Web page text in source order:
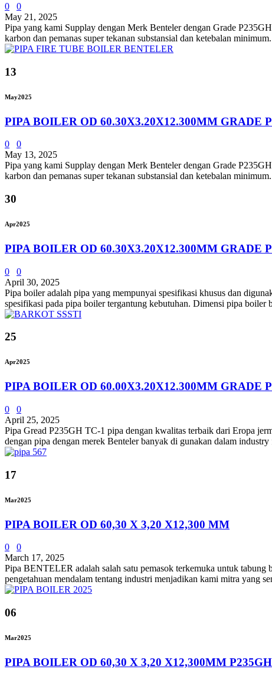
0
0
May 21, 2025
Pipa yang kami Supplay dengan Merk Benteler dengan Grade
karbon dan pemanas super tekanan substansial dan ketebalan
13
May2025
PIPA BOILER OD 60.30X3.20X12.300MM GRADE
0
0
May 13, 2025
Pipa yang kami Supplay dengan Merk Benteler dengan Grade
karbon dan pemanas super tekanan substansial dan ketebalan
30
Apr2025
PIPA BOILER OD 60.30X3.20X12.300MM GRADE
0
0
April 30, 2025
Pipa boiler adalah pipa yang mempunyai spesifikasi khusus dan
spesifikasi pada pipa boiler tergantung kebutuhan. Dimensi pipa
25
Apr2025
PIPA BOILER OD 60.00X3.20X12.300MM GRADE
0
0
April 25, 2025
Pipa Gread P235GH TC-1 pipa dengan kwalitas terbaik dari Eropa
dengan pipa dengan merek Benteler banyak di gunakan dalam
17
Mar2025
PIPA BOILER OD 60,30 X 3,20 X12,300 MM
0
0
March 17, 2025
Pipa BENTELER adalah salah satu pemasok terkemuka untuk
pengetahuan mendalam tentang industri menjadikan kami mitra
06
Mar2025
PIPA BOILER OD 60,30 X 3,20 X12,300MM